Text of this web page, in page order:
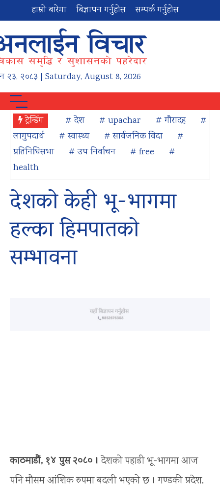
हाम्रो बारेमा बिज्ञापन गर्नुहोस सम्पर्क गर्नुहोस
२३, २०८३ | Saturday, August 8, 2026
ट्रेन्डिंग # देश # upachar # गौरादह
#
लागुपदार्थ
# स्वास्थ्य # सार्वजनिक विदा
#
प्रतिनिधिसभा
# उप निर्वाचन # free
#
health
देशको केही भू-भागमा
हल्का हिमपातको
सम्भावना
काठमाडौं, १४ पुस २०८० । देशको पहाडी भू-भागमा आज
पनि मौसम आंशिक रुपमा बदली भएको छ । गण्डकी प्रदेश,